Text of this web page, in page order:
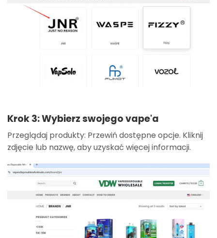
Krok 3: Wybierz swojego vape'a
Przeglądaj produkty: Przewiń dostępne opcje. Kliknij
zdjęcie lub nazwę, aby uzyskać więcej informacji.